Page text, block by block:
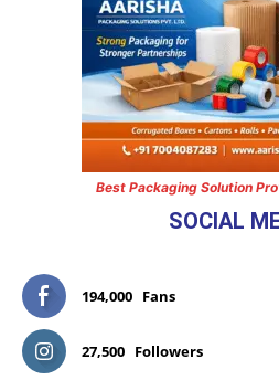
Best Packaging Solution
SOCIAL
194,000 Fans
27,500 Followers